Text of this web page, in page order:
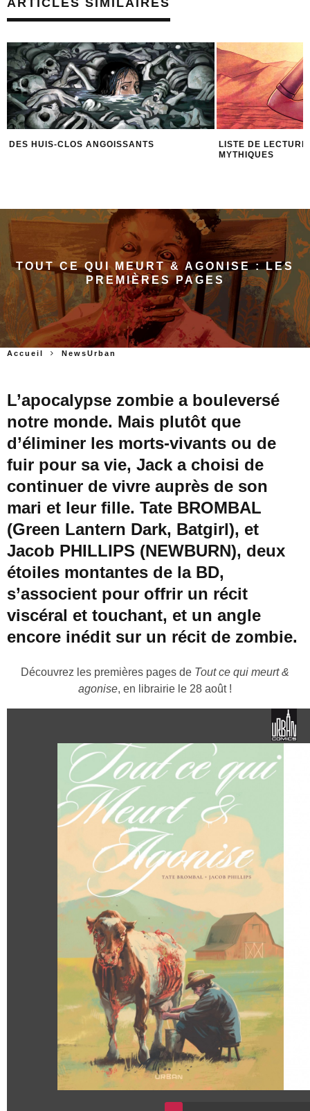
DES HUIS-CLOS ANGOISSANTS
LISTE DE
MYTHIQUES
TOUT CE QUI MEURT & AGONISE : LES
PREMIÈRES PAGES
Accueil NewsUrban
L’apocalypse zombie a bouleversé
notre monde. Mais plutôt que
d’éliminer les morts-vivants ou de
fuir pour sa vie, Jack a choisi de
continuer de vivre auprès de son
mari et leur fille. Tate BROMBAL
(Green Lantern Dark, Batgirl), et
Jacob PHILLIPS (NEWBURN), deux
étoiles montantes de la BD,
s’associent pour offrir un récit
viscéral et touchant, et un angle
encore inédit sur un récit de zombie.
Découvrez les premières pages de Tout ce qui meurt &
agonise, en librairie le 28 août !